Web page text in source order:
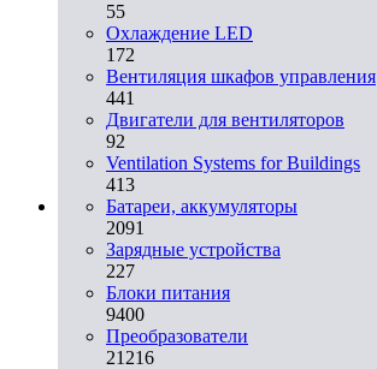
55
Охлаждение LED
172
Вентиляция шкафов управления
441
Двигатели для вентиляторов
92
Ventilation Systems for Buildings
413
Батареи, аккумуляторы
2091
Зарядные устройства
227
Блоки питания
9400
Преобразователи
21216